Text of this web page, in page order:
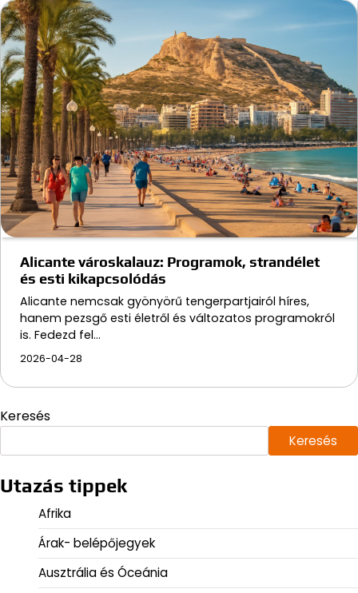
Alicante városkalauz: Programok, strandélet
és esti kikapcsolódás
Alicante nemcsak gyönyörű tengerpartjairól híres,
hanem pezsgő esti életről és változatos programokról
is. Fedezd fel…
2026-04-28
Keresés
Keresés
Utazás tippek
Afrika
Árak- belépőjegyek
Ausztrália és Óceánia